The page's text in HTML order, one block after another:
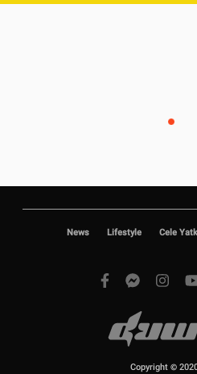
News Lifestyle Cele
Copyright ©